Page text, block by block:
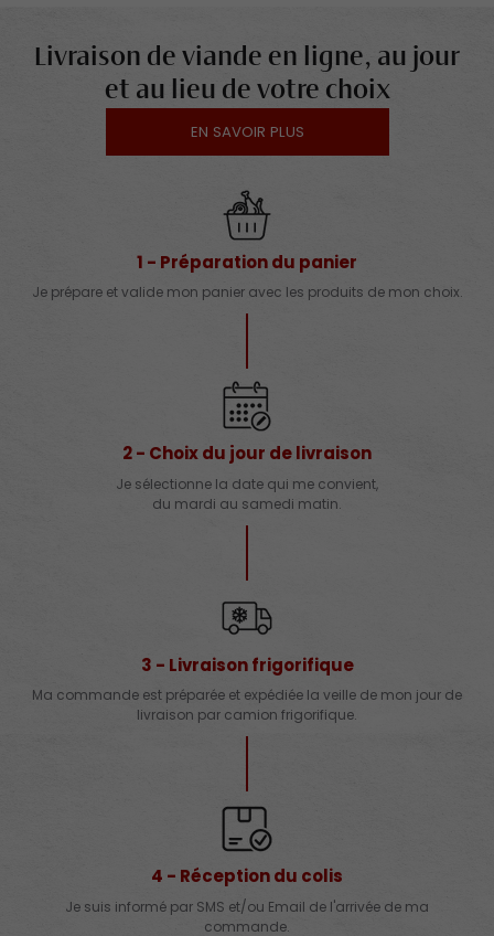
Livraison de viande en ligne, au jour
et au lieu de votre choix
EN SAVOIR PLUS
1 - Préparation du panier
Je prépare et valide mon panier avec les produits de mon choix.
2 - Choix du jour de livraison
Je sélectionne la date qui me convient,
du mardi au samedi matin.
3 - Livraison frigorifique
Ma commande est préparée et expédiée la veille de mon jour de
livraison par camion frigorifique.
4 - Réception du colis
Je suis informé par SMS et/ou Email de l'arrivée de ma
commande.